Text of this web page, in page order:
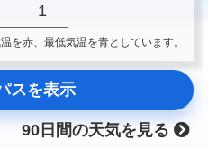
1
を赤、最低気温を青としています。
スを表示
90日間の天気を見る